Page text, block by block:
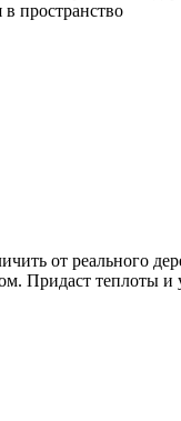
пространство
от реального
Придаст теплоты